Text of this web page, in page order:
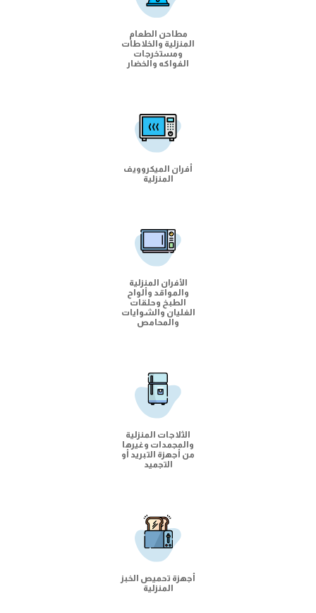
مطاحن الطعام
المنزلية والخلاطات
ومستخرجات
الفواكه والخضار
أفران الميكروويف
المنزلية
الأفران المنزلية
والمواقد وألواح
الطبخ وحلقات
الغليان والشوايات
والمحامص
الثلاجات المنزلية
والمجمدات وغيرها
من أجهزة التبريد أو
التجميد
أجهزة تحميص الخبز
المنزلية